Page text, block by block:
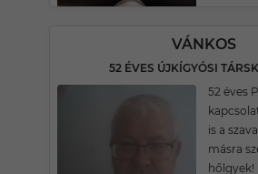
VÁNKOS
52 ÉVES ÚJKÍGYÓSI
52 éves
is a
másra